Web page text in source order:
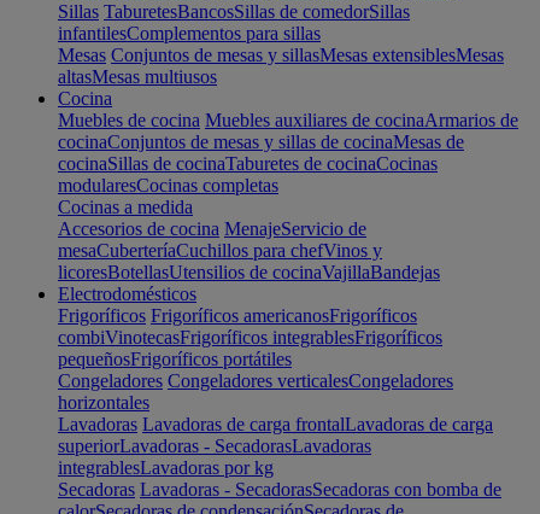
Sillas TaburetesBancosSillas de comedorSillas
infantilesComplementos para sillas
Mesas Conjuntos de mesas y sillasMesas extensiblesMesas
altasMesas multiusos
Cocina
Muebles de cocina Muebles auxiliares de cocinaArmarios de
cocinaConjuntos de mesas y sillas de cocinaMesas de
cocinaSillas de cocinaTaburetes de cocinaCocinas
modularesCocinas completas
Cocinas a medida
Accesorios de cocina MenajeServicio de
mesaCuberteríaCuchillos para chefVinos y
licoresBotellasUtensilios de cocinaVajillaBandejas
Electrodomésticos
Frigoríficos Frigoríficos americanosFrigoríficos
combiVinotecasFrigoríficos integrablesFrigoríficos
pequeñosFrigoríficos portátiles
Congeladores Congeladores verticalesCongeladores
horizontales
Lavadoras Lavadoras de carga frontalLavadoras de carga
superiorLavadoras - SecadorasLavadoras
integrablesLavadoras por kg
Secadoras Lavadoras - SecadorasSecadoras con bomba de